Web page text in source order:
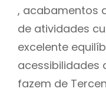
, acabamentos
de atividades
excelente
acessibilidades
fazem de